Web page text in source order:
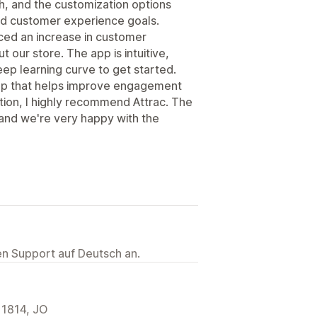
and the customization options
customer experience goals.
an increase in customer
our store. The app is intuitive,
learning curve to get started.
that helps improve engagement
I highly recommend Attrac. The
we're very happy with the
Support auf Deutsch an.
JO